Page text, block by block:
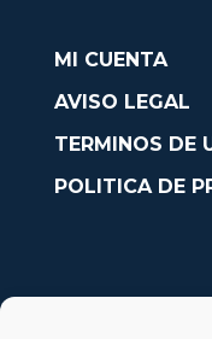
MI CUENTA
AVISO LEGAL
TERMINOS DE
POLITICA DE